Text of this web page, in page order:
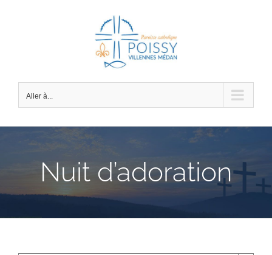
Aller à...
Nuit d’adoration